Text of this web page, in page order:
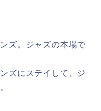
ズ。ジャズの本場で
ズにステイして、ジ